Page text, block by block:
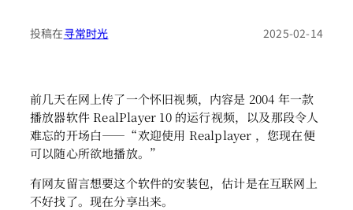
投稿在寻常时光 2025-02-14
前几天在网上传了一个怀旧视频，内容是 2004 年一款
播放器软件 RealPlayer 10 的运行视频，以及那段令人
难忘的开场白——“欢迎使用 Realplayer ，您现在便
可以随心所欲地播放。”
有网友留言想要这个软件的安装包，估计是在互联网上
不好找了。现在分享出来。